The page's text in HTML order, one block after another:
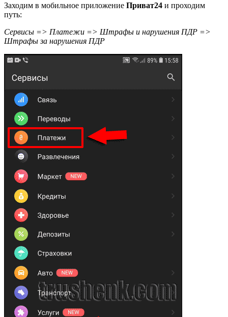
Заходим в мобильное приложение Приват24 и проходим
путь:
Сервисы => Платежи => Штрафы и нарушения ПДР =>
Штрафы за нарушения ПДР